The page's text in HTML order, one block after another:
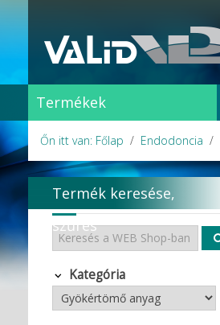
Termékek
Őn itt van: Főlap Endodoncia
Termék keresése,
szűrés
Kategória